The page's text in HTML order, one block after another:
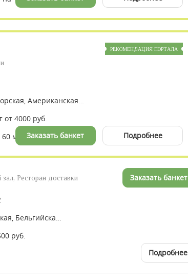
РЕКОМЕНДАЦИЯ ПОРТАЛА
от 4000 руб.
мест
Подробнее
Заказать банкет
Ресторан доставки
руб.
Подробнее
Заказать банкет